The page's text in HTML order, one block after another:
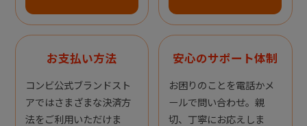
お支払い方法
コンビ公式ブランドスト
アではさまざまな決済方
法をご利用いただけま
安心のサポート体制
お困りのことを電話かメ
ールで問い合わせ。親
切、丁寧にお応えしま